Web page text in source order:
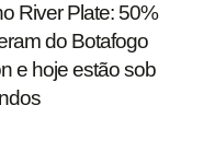
River Plate: 50%
do Botafogo
e hoje estão sob